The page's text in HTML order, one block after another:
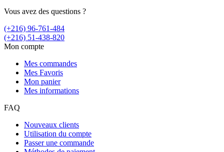
Vous avez des questions ?
(+216) 96-761-484
(+216) 51-438-820
Mon compte
Mes commandes
Mes Favoris
Mon panier
Mes informations
FAQ
Nouveaux clients
Utilisation du compte
Passer une commande